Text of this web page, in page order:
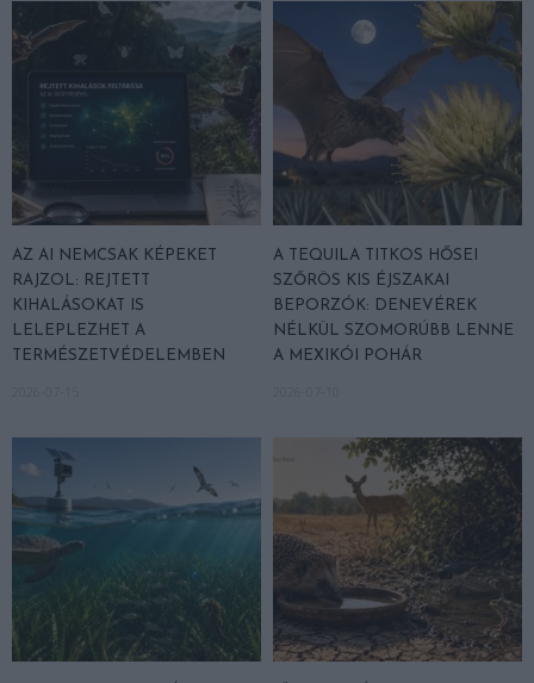
AZ AI NEMCSAK KÉPEKET
RAJZOL: REJTETT
KIHALÁSOKAT IS
LELEPLEZHET A
TERMÉSZETVÉDELEMBEN
A TEQUILA TITKOS HŐSEI
SZŐRÖS KIS ÉJSZAKAI
BEPORZÓK: DENEVÉREK
NÉLKÜL SZOMORÚBB LENNE
A MEXIKÓI POHÁR